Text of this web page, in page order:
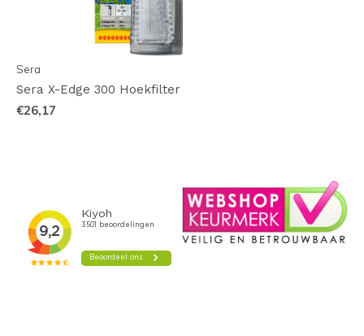
Sera
Sera X-Edge 300 Hoekfilter
€26,17